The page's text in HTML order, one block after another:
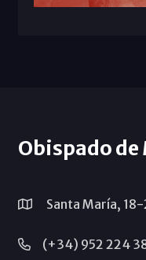
Obispado de
Santa María,
(+34) 952 224